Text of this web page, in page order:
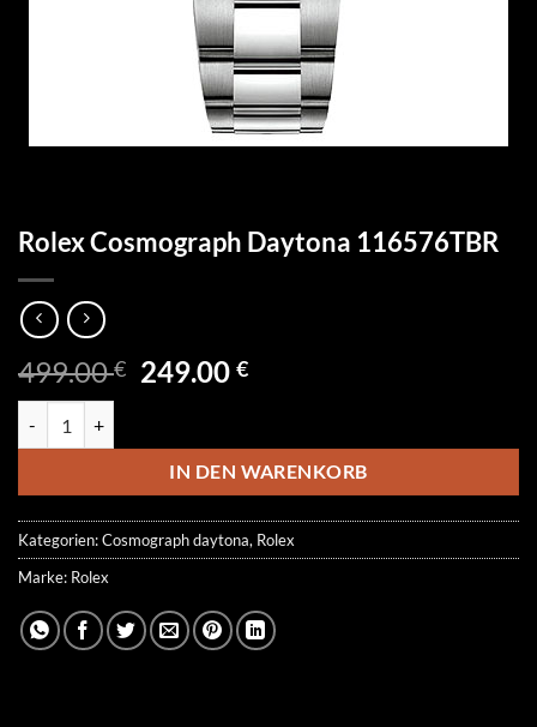
Rolex Cosmograph Daytona 116576TBR
499.00€ Ursprünglicher
499.00 €
249.00€Aktueller
249.00 €.
IN DEN WARENKORB
Kategorien:Cosmograph daytona, Rolex
Marke: Rolex